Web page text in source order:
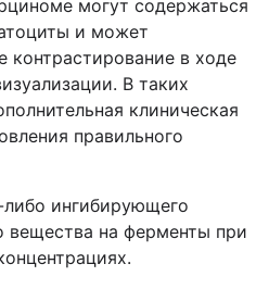
е могут содержаться
и может
контрастирование в ходе
. В таких
клиническая
правильного
ингибирующего
вещества на ферменты при